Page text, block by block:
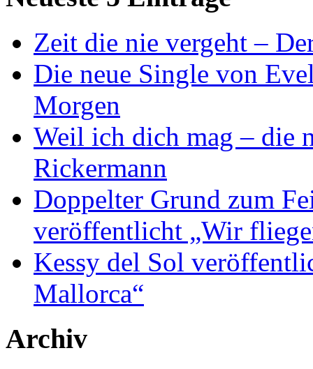
Zeit die nie vergeht –
Die neue Single von
Morgen
Weil ich dich mag – die
Rickermann
Doppelter Grund zum
veröffentlicht „Wir
Kessy del Sol
Mallorca“
Archiv